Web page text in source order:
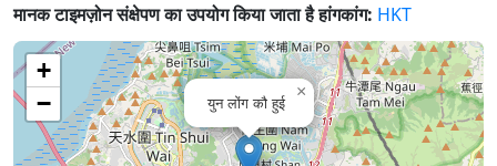
मानक टाइमज़ोन संक्षेपण का उपयोग किया जाता है हांगकांग: HKT
युन लोंग कौ हुई
×
+
−